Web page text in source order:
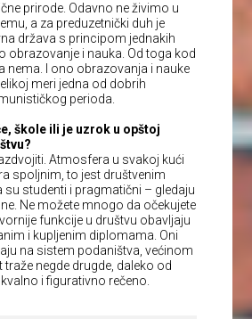
prirode. Odavno ne živimo u
a za preduzetnički duh je
država s principom jednakih
obrazovanje i nauka. Od toga kod
nema. I ono obrazovanja i nauke
meri jedna od dobrih
perioda.
škole ili je uzrok u opštoj
Atmosfera u svakoj kući
spoljnim, to jest društvenim
su studenti i pragmatični – gledaju
Ne možete mnogo da očekujete
funkcije u društvu obavljaju
i kupljenim diplomama. Oni
na sistem podaništva, većinom
negde drugde, daleko od
i figurativno rečeno.